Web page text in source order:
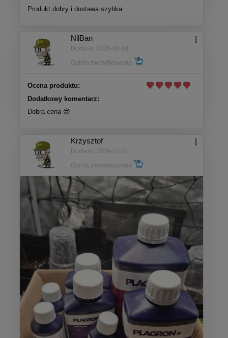
Produkt dobry i dostawa szybka
NilBan
Dodano: 2026-08-04
Opinia zweryfikowana
Ocena produktu:
Dodatkowy komentarz:
Dobra cena 😎
Krzysztof
Dodano: 2026-07-31
Opinia zweryfikowana